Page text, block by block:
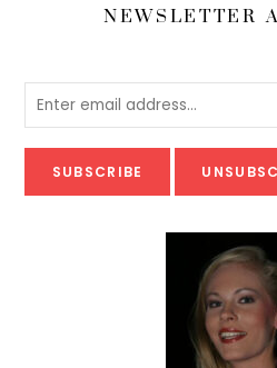
NEWSLETTER